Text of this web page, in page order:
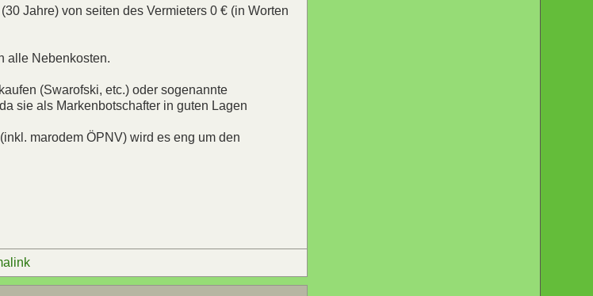
Jahre) von seiten des Vermieters 0 € (in Worten
alle Nebenkosten.
(Swarofski, etc.) oder sogenannte
sie als Markenbotschafter in guten Lagen
marodem ÖPNV) wird es eng um den